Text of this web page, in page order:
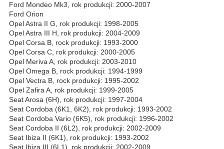
Ford Mondeo Mk3, rok produkcji: 2000-2007
Ford Orion
Opel Astra II G, rok produkcji: 1998-2005
Opel Astra III H, rok produkcji: 2004-2009
Opel Corsa B, rock produkcji: 1993-2000
Opel Corsa C, rok produkcji: 2000-2005
Opel Meriva A, rok produkcji: 2003-2010
Opel Omega B, rock produkcji: 1994-1999
Opel Vectra B, rock produkcji: 1995-2002
Opel Zafira A, rok produkcji: 1999-2005
Seat Arosa (6H), rok produkcji: 1997-2004
Seat Cordoba (6K1, 6K2), rok produkcji: 1993-2002
Seat Cordoba Vario (6K5), rok produkcji: 1996-2002
Seat Cordoba II (6L2), rok produkcji: 2002-2009
Seat Ibiza II (6K1), rok produkcji: 1993-2002
Seat Ibiza III (6L1), rok produkcji: 2002-2009